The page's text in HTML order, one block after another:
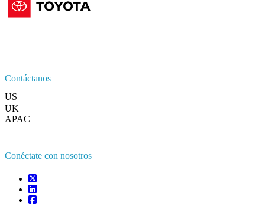
Contáctanos
US
UK
APAC
Conéctate con nosotros